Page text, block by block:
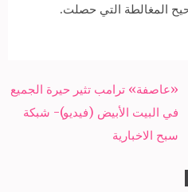
المغالطة التي حصلت.
«عاصفة» ترامب تثير حيرة الجميع
في البيت الأبيض (فيديو)- شبكة
سبح الاخبارية